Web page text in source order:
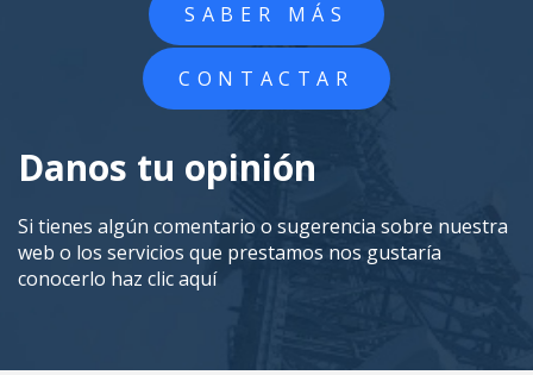
SABER MÁS
CONTACTAR
Danos tu opinión
Si tienes algún comentario o sugerencia sobre nuestra
web o los servicios que prestamos nos gustaría
conocerlo haz clic aquí